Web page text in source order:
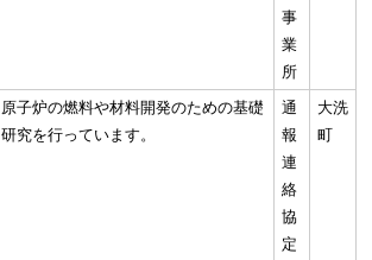
事
業
所
原子炉の燃料や材料開発のための基礎
研究を行っています。
通
報
連
絡
協
定
大洗
町